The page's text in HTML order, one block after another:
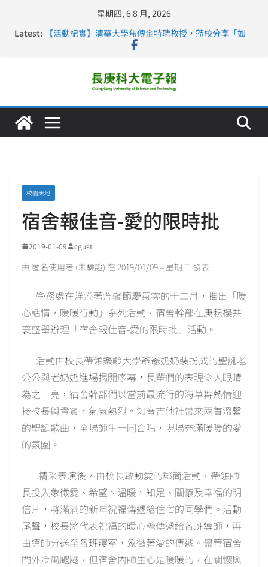
星期四, 6 8 月, 2026
Latest:
【活動紀實】清華大學焦傳金特聘教授，蒞校分享「如
長庚科大連四年穩居《遠見》醫學大學第5名 辦學實力再
深化永續醫療 長庚科大攜菲、印頂尖大學跨國合作
長庚科大護理系勇奪2026羅馬尼亞歐洲盃國際發明展雙
金牌暨雙特別獎 AI智慧照護與護理教育創新獲國際肯定
校園天地
宿舍報佳音-愛的限時批
2019-01-09 cgust
由 匿名使用者 (未驗證) 在 2019/01/09 – 星期三 發表
學務處在洋溢著溫馨節慶氣雰的十二月，推出「暖
心話情，暖暖行動」系列活動，宿舍幹部在庚耘樓共
襄盛舉辦理「宿舍報佳音-愛的限時批」活動。
活動由校長帶領樂齡大學爺爺奶奶裝扮成的聖誕老
公公與老奶奶進場揭開序幕，長輩們的表現令人眼睛
為之一亮，宿舍幹部們以當前最流行的海草舞熱情迎
接校長與貴賓，氣氛熱烈。知音吉他社帶來兩首溫馨
的聖誕歌曲，全場師生一同合唱，現場充滿暖暖的愛
的氛圍。
精采表演後，由校長啟動愛的郵筒活動，帶領師
長投入象徵愛、希望、溫暖、知足、關懷及幸福的明
信片，將滿滿的新年祝福傳遞給住宿的同學們。活動
尾聲，校長將代表祝福的暖心糖傳遞給各班導師，再
由導師分送至各班寢室，象徵著愛的傳遞。儘管宿舍
門外冷風颼颼，但宿舍內師生心是暖暖的，在關懷與